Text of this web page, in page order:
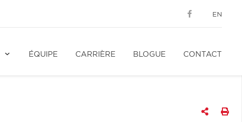
EN
ÉQUIPE CARRIÈRE BLOGUE CONTACT